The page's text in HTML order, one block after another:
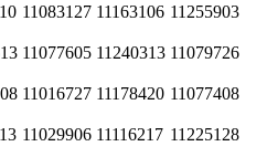
11083127 11163106 11255903
11077605 11240313 11079726
11016727 11178420 11077408
11029906 11116217 11225128